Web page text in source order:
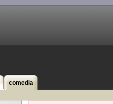
comedia